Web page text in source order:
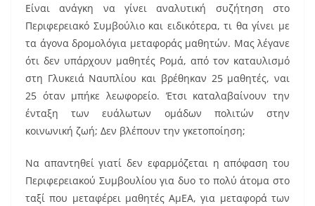
Είναι ανάγκη να γίνει αναλυτική συζήτηση στο
Περιφερειακό Συμβούλιο και ειδικότερα, τι θα γίνει με
τα άγονα δρομολόγια μεταφοράς μαθητών. Μας λέγανε
ότι δεν υπάρχουν μαθητές Ρομά, από τον καταυλισμό
στη Γλυκειά Ναυπλίου και βρέθηκαν 25 μαθητές, ναι
25 όταν μπήκε λεωφορείο. Έτσι καταλαβαίνουν την
ένταξη των ευάλωτων ομάδων πολιτών στην
κοινωνική ζωή; Δεν βλέπουν την γκετοποίηση;
Να απαντηθεί γιατί δεν εφαρμόζεται η απόφαση του
Περιφερειακού Συμβουλίου για δυο το πολύ άτομα στο
ταξί που μεταφέρει μαθητές ΑμΕΑ, για μεταφορά των